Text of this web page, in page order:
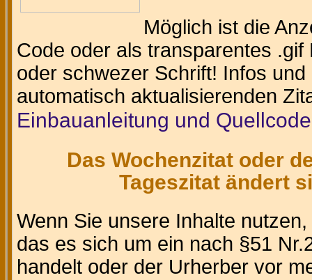
Möglich ist die
Code oder als transparentes
oder schwezer Schrift! Infos
automatisch aktualisierenden
Einbauanleitung und Quellcode
Das Wochenzitat oder
Tageszitat ändert
Wenn Sie unsere Inhalte
das es sich um ein nach §51
handelt oder der Urherber vor